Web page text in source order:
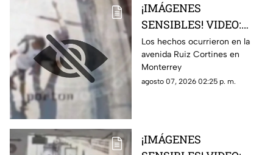
¡IMÁGENES
SENSIBLES! VIDEO:
Adulto mayor muere
atropellado por un
tráiler luego de ser
empujado sin motivo
Los hechos ocurrieron en la
avenida Ruiz Cortines en
Monterrey
agosto 07, 2026 02:25 p. m.
¡IMÁGENES